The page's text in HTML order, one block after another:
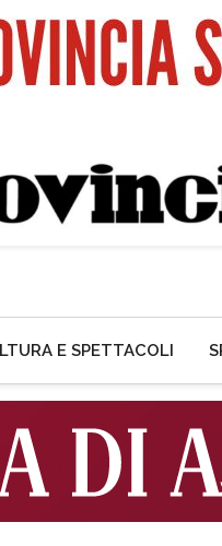
E SPETTACOLI